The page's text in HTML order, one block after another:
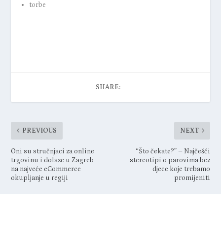
torbe
SHARE:
PREVIOUS
Oni su stručnjaci za online
trgovinu i dolaze u Zagreb
na najveće eCommerce
okupljanje u regiji
NEXT
“Što čekate?” – Najčešći
stereotipi o parovima bez
djece koje trebamo
promijeniti